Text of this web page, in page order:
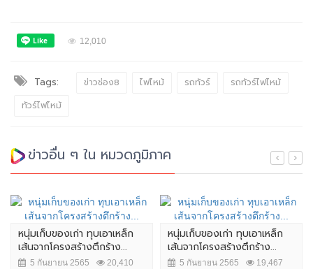
12,010
Tags: ข่าวช่อง8 ไฟไหม้ รถทัวร์
รถทัวร์ไฟไหม้
ทัวร์ไฟไหม้
ข่าวอื่น ๆ ใน หมวดภูมิภาค
หนุ่มเก็บของเก่า ทุบเอาเหล็ก
เส้นจากโครงสร้างตึกร้าง...
5 กันยายน 2565 20,410
หนุ่มเก็บของเก่า ทุบเอาเหล็ก
เส้นจากโครงสร้างตึกร้าง...
5 กันยายน 2565 19,467